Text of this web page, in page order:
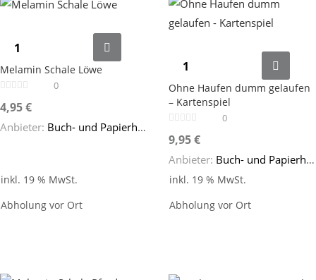
Melamin Schale Löwe
0
4,95€
Anbieter: Buch- und Papierhaus Cafitz
inkl. 19 % MwSt.
Abholung vor Ort
Ohne Haufen dumm gelaufen
– Kartenspiel
0
9,95€
Anbieter: Buch- und Papierhaus Cafitz
inkl. 19 % MwSt.
Abholung vor Ort